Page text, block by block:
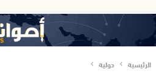
الرئيسية دولية